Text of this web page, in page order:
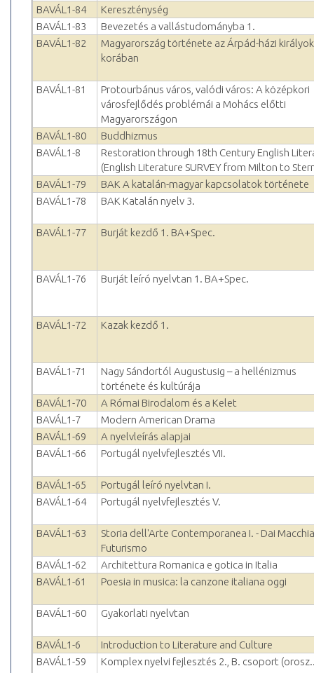
BAVÁL1-84
Kereszténység
BAVÁL1-83
Bevezetés a vallástudományba 1.
BAVÁL1-82
Magyarország története az Árpád-házi királyok
korában
BAVÁL1-81
Protourbánus város, valódi város: A középkori
városfejlődés problémái a Mohács előtti
Magyarországon
BAVÁL1-80
Buddhizmus
BAVÁL1-8
Restoration through 18th Century English
(English Literature SURVEY from Milton to
BAVÁL1-79
BAK A katalán-magyar kapcsolatok története
BAVÁL1-78
BAK Katalán nyelv 3.
BAVÁL1-77 Burját kezdő 1. BA+Spec.
BAVÁL1-76 Burját leíró nyelvtan 1. BA+Spec.
BAVÁL1-72 Kazak kezdő 1.
BAVÁL1-71
Nagy Sándortól Augustusig – a hellénizmus
története és kultúrája
BAVÁL1-70
A Római Birodalom és a Kelet
BAVÁL1-7
Modern American Drama
BAVÁL1-69
A nyelvleírás alapjai
BAVÁL1-66
Portugál nyelvfejlesztés VII.
BAVÁL1-65
Portugál leíró nyelvtan I.
BAVÁL1-64
Portugál nyelvfejlesztés V.
BAVÁL1-63
Storia dell'Arte Contemporanea I. - Dai
Futurismo
BAVÁL1-62
Architettura Romanica e gotica in Italia
BAVÁL1-61
Poesia in musica: la canzone italiana oggi
BAVÁL1-60 Gyakorlati nyelvtan
BAVÁL1-6
Introduction to Literature and Culture
BAVÁL1-59
Komplex nyelvi fejlesztés 2., B. csoport